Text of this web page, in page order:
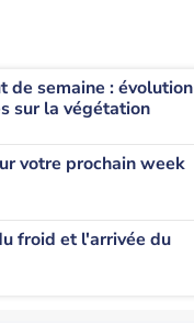
de semaine : évolution
sur la végétation
votre prochain week
froid et l'arrivée du